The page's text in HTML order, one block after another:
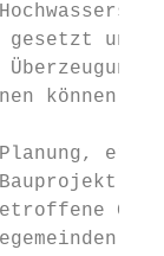
gesetzt und
können.»
im